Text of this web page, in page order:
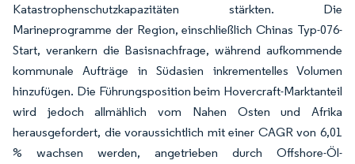
Katastrophenschutzkapazitäten stärkten. Die
Marineprogramme der Region, einschließlich Chinas Typ-076-
Start, verankern die Basisnachfrage, während aufkommende
kommunale Aufträge in Südasien inkrementelles Volumen
hinzufügen. Die Führungsposition beim Hovercraft-Marktanteil
wird jedoch allmählich vom Nahen Osten und Afrika
herausgefordert, die voraussichtlich mit einer CAGR von 6,01
% wachsen werden, angetrieben durch Offshore-Öl-